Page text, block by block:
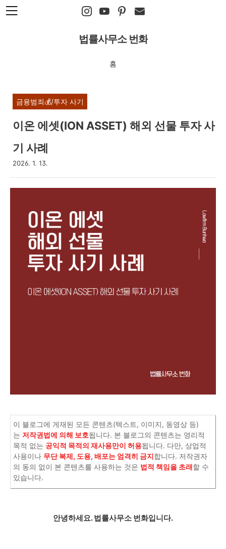
본문 바로가기
법률사무소 번화
홈
금융범죄💰/투자 사기
이온 에셋(ION ASSET) 해외 선물 투자 사
기 사례
2026. 1. 13.
이 블로그에 게재된 모든 콘텐츠(텍스트, 이미지, 동영상 등)
는 저작권법에 의해 보호됩니다. 본 블로그의 콘텐츠는 영리적
목적 없는 공익적 목적의 재사용만이 허용됩니다. 다만, 상업적
사용이나 무단 복제, 도용, 배포는 엄격히 금지합니다. 저작권자
의 동의 없이 본 콘텐츠를 사용하는 것은 법적 책임을 초래할 수
있습니다.
안녕하세요. 법률사무소 번화입니다.